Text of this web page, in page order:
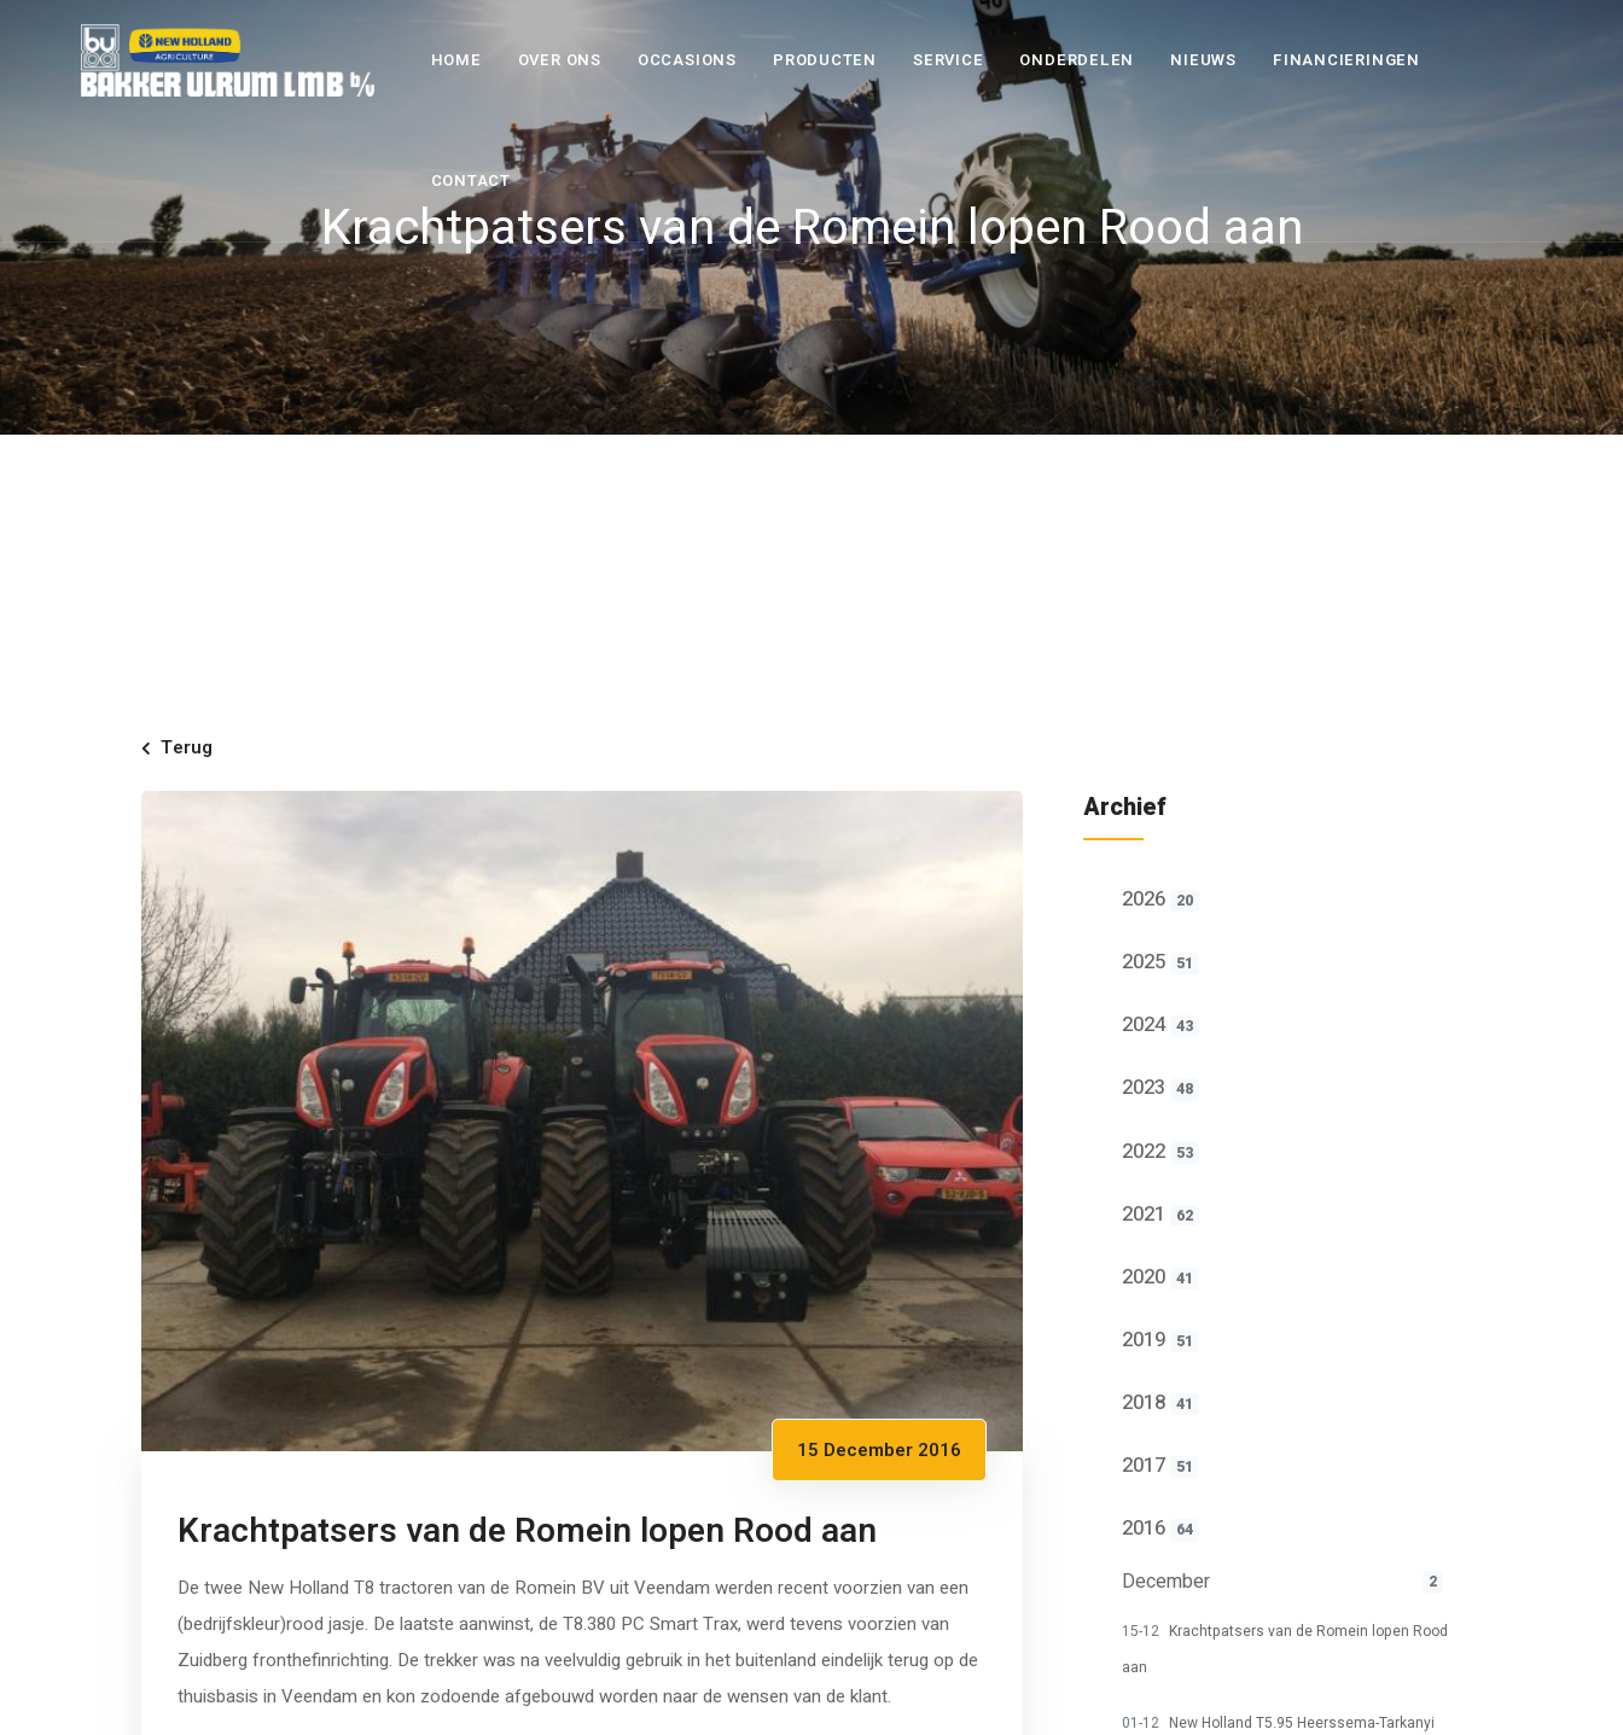
HOME OVER ONS OCCASIONS PRODUCTEN SERVICE ONDERDELEN NIEUWS FINANCIERINGEN
CONTACT
Krachtpatsers van de Romein lopen Rood aan
Terug
15 December 2016
Krachtpatsers van de Romein lopen Rood aan
De twee New Holland T8 tractoren van de Romein BV uit Veendam werden recent voorzien van een
(bedrijfskleur)rood jasje. De laatste aanwinst, de T8.380 PC Smart Trax, werd tevens voorzien van
Zuidberg fronthefinrichting. De trekker was na veelvuldig gebruik in het buitenland eindelijk terug op de
thuisbasis in Veendam en kon zodoende afgebouwd worden naar de wensen van de klant.
Archief
2026 20
2025 51
2024 43
2023 48
2022 53
2021 62
2020 41
2019 51
2018 41
2017 51
2016 64
December 2
15-12 Krachtpatsers van de Romein lopen Rood
aan
01-12 New Holland T5.95 Heerssema-Tarkanyi